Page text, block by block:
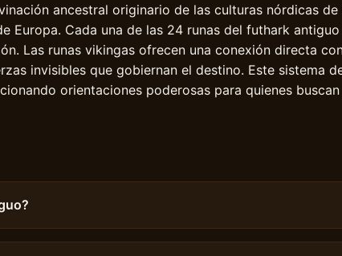
ancestral originario de las culturas nórdicas
Europa. Cada una de las 24 runas del futhark
Las runas vikingas ofrecen una conexión directa
invisibles que gobiernan el destino. Este sistema
orientaciones poderosas para quienes